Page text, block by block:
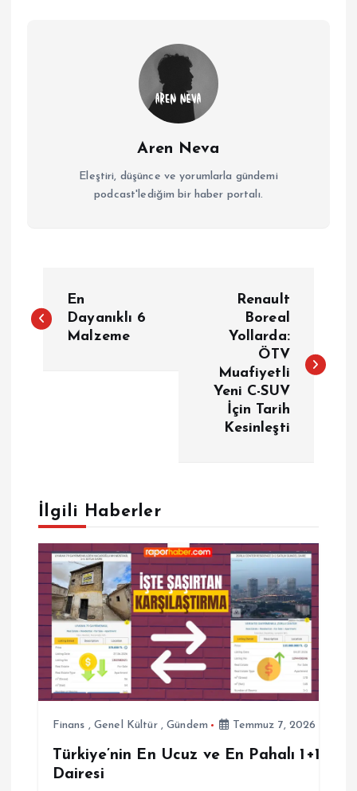
Aren Neva
Eleştiri, düşünce ve yorumlarla gündemi
podcast'lediğim bir haber portalı.
a
z
n
m
e
En
Dayanıklı 6
Malzeme
Renault
Boreal
Yollarda:
ÖTV
Muafiyetli
Yeni C-SUV
İçin Tarih
Kesinleşti
İlgili Haberler
Finans ,Genel Kültür,Gündem Temmuz 7, 2026
Türkiye’nin En Ucuz ve En Pahalı 1+1
Dairesi